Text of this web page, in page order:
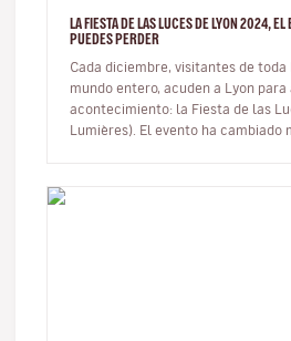
LA FIESTA DE LAS LUCES DE LYON 2024, EL
PUEDES PERDER
Cada diciembre, visitantes de toda
mundo entero, acuden a Lyon
acontecimiento: la Fiesta de las
Lumières). El evento ha cambiado